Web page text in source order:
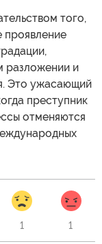
того,
проявление
разложении и
Это ужасающий
преступник
отменяются
1 1